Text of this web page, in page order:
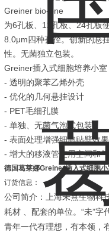
Greiner bio-one
为6孔板、12孔板、24孔板
8.0μm四种孔径。创新的悬
性。无菌独立包装。
Greiner插入式细胞培养小室
- 透明的聚苯乙烯外壳
- 优化的几何悬挂设计
- PET毛细孔膜
- 单独、无菌气泡式包装
- 表面处理增强细胞贴壁效果
- 增大的移液管使用空间和
德国葛莱娜Greiner插入式细胞小
订货信息：
公司简介：上海未熹生物科
耗材 、配套的单位。 “未”字
青年一代有理想，有本领，